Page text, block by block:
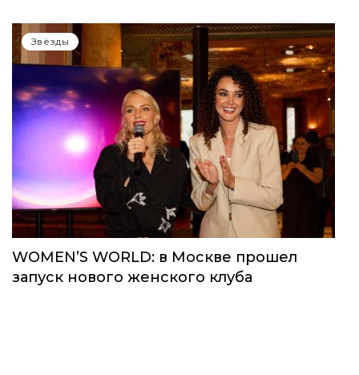
Звёзды
WOMEN’S WORLD: в Москве прошел
запуск нового женского клуба